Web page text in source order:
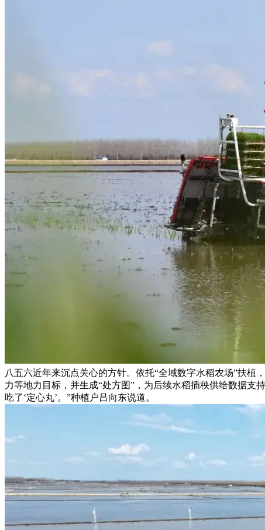
八五六近年来沉点关心的方针。依托“全域数字水稻农场”扶
力等地力目标，并生成“处方图”，为后续水稻插秧供给数据支
吃了‘定心丸’。”种植户吕向东说道。